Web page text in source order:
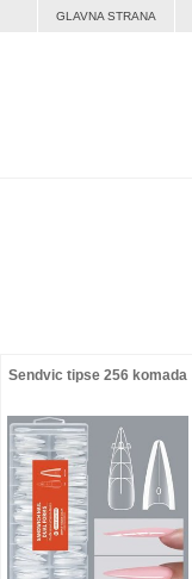
GLAVNA STRANA
Sendvic tipse 256 komada